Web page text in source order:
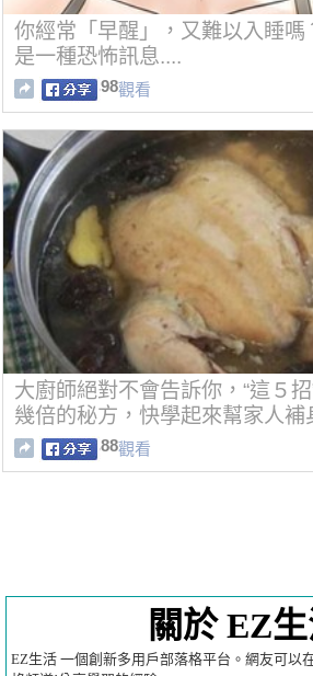
你經常「早醒」，又難以入睡嗎
是一種恐怖訊息....
98觀看
大廚師絕對不會告訴你，“這５
幾倍的秘方，快學起來幫家人補
88觀看
關於 EZ
EZ生活 一個創新多用戶部落格平台。網友可以